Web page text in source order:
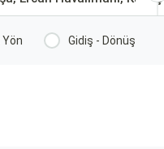
Yön Gidiş - Dönüş